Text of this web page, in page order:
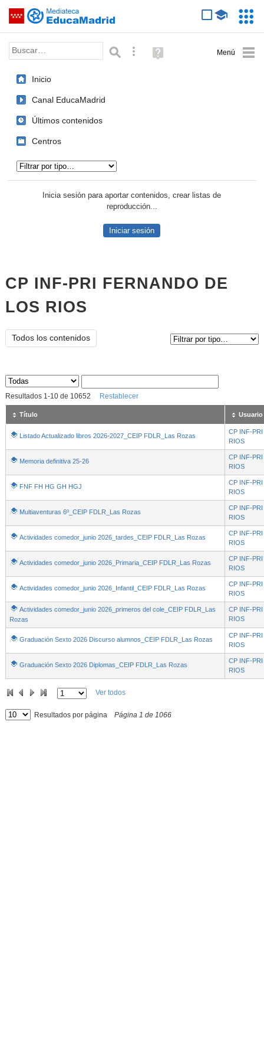
Saltar navegación
Palabra o frase: Búsqueda avanzada
Ayuda
(en
Inicio
Canal EducaMadrid
Últimos contenidos
Centros
Inicia sesión para aportar contenidos, crear listas de
reproducción...
Iniciar sesión
CP INF-PRI FERNANDO DE
LOS RIOS
Todos los contenidos
Sus archivos
Resultados 1 -10de 10652 Restablecer
Título Usuario
Listado Actualizado libros 2026-2027_CEIP FDLR_Las Rozas
CP INF-
RIOS
Memoria definitiva 25-26
CP INF-
RIOS
FNF FH HG GH HGJ
CP INF-
RIOS
Multiaventuras 6º_CEIP FDLR_Las Rozas
CP INF-
RIOS
Actividades comedor_junio 2026_tardes_CEIP FDLR_Las Rozas
CP INF-
RIOS
Actividades comedor_junio 2026_Primaria_CEIP FDLR_Las Rozas
CP INF-
RIOS
Actividades comedor_junio 2026_Infantil_CEIP FDLR_Las Rozas
CP INF-
RIOS
Actividades comedor_junio 2026_primeros del cole_CEIP FDLR_Las
Rozas
CP INF-
RIOS
Graduación Sexto 2026 Discurso alumnos_CEIP FDLR_Las Rozas
CP INF-
RIOS
Graduación Sexto 2026 Diplomas_CEIP FDLR_Las Rozas
CP INF-
RIOS
Ver todos
Resultados por página Página 1 de 1066